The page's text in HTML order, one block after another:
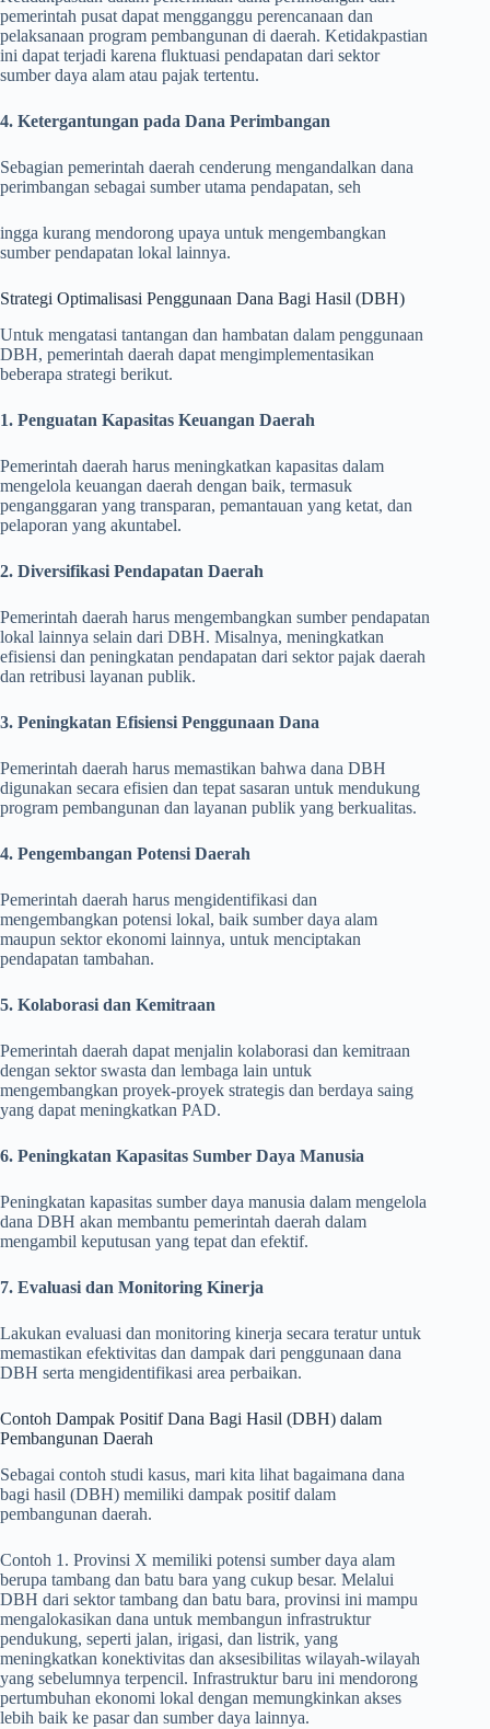
pemerintah pusat dapat mengganggu perencanaan dan
pelaksanaan program pembangunan di daerah. Ketidakpastian
ini dapat terjadi karena fluktuasi pendapatan dari sektor
sumber daya alam atau pajak tertentu.
4. Ketergantungan pada Dana Perimbangan
Sebagian pemerintah daerah cenderung mengandalkan dana
perimbangan sebagai sumber utama pendapatan, seh
ingga kurang mendorong upaya untuk mengembangkan
sumber pendapatan lokal lainnya.
Strategi Optimalisasi Penggunaan Dana Bagi Hasil (DBH)
Untuk mengatasi tantangan dan hambatan dalam penggunaan
DBH, pemerintah daerah dapat mengimplementasikan
beberapa strategi berikut.
1. Penguatan Kapasitas Keuangan Daerah
Pemerintah daerah harus meningkatkan kapasitas dalam
mengelola keuangan daerah dengan baik, termasuk
penganggaran yang transparan, pemantauan yang ketat, dan
pelaporan yang akuntabel.
2. Diversifikasi Pendapatan Daerah
Pemerintah daerah harus mengembangkan sumber pendapatan
lokal lainnya selain dari DBH. Misalnya, meningkatkan
efisiensi dan peningkatan pendapatan dari sektor pajak daerah
dan retribusi layanan publik.
3. Peningkatan Efisiensi Penggunaan Dana
Pemerintah daerah harus memastikan bahwa dana DBH
digunakan secara efisien dan tepat sasaran untuk mendukung
program pembangunan dan layanan publik yang berkualitas.
4. Pengembangan Potensi Daerah
Pemerintah daerah harus mengidentifikasi dan
mengembangkan potensi lokal, baik sumber daya alam
maupun sektor ekonomi lainnya, untuk menciptakan
pendapatan tambahan.
5. Kolaborasi dan Kemitraan
Pemerintah daerah dapat menjalin kolaborasi dan kemitraan
dengan sektor swasta dan lembaga lain untuk
mengembangkan proyek-proyek strategis dan berdaya saing
yang dapat meningkatkan PAD.
6. Peningkatan Kapasitas Sumber Daya Manusia
Peningkatan kapasitas sumber daya manusia dalam mengelola
dana DBH akan membantu pemerintah daerah dalam
mengambil keputusan yang tepat dan efektif.
7. Evaluasi dan Monitoring Kinerja
Lakukan evaluasi dan monitoring kinerja secara teratur untuk
memastikan efektivitas dan dampak dari penggunaan dana
DBH serta mengidentifikasi area perbaikan.
Contoh Dampak Positif Dana Bagi Hasil (DBH) dalam
Pembangunan Daerah
Sebagai contoh studi kasus, mari kita lihat bagaimana dana
bagi hasil (DBH) memiliki dampak positif dalam
pembangunan daerah.
Contoh 1. Provinsi X memiliki potensi sumber daya alam
berupa tambang dan batu bara yang cukup besar. Melalui
DBH dari sektor tambang dan batu bara, provinsi ini mampu
mengalokasikan dana untuk membangun infrastruktur
pendukung, seperti jalan, irigasi, dan listrik, yang
meningkatkan konektivitas dan aksesibilitas wilayah-wilayah
yang sebelumnya terpencil. Infrastruktur baru ini mendorong
pertumbuhan ekonomi lokal dengan memungkinkan akses
lebih baik ke pasar dan sumber daya lainnya.